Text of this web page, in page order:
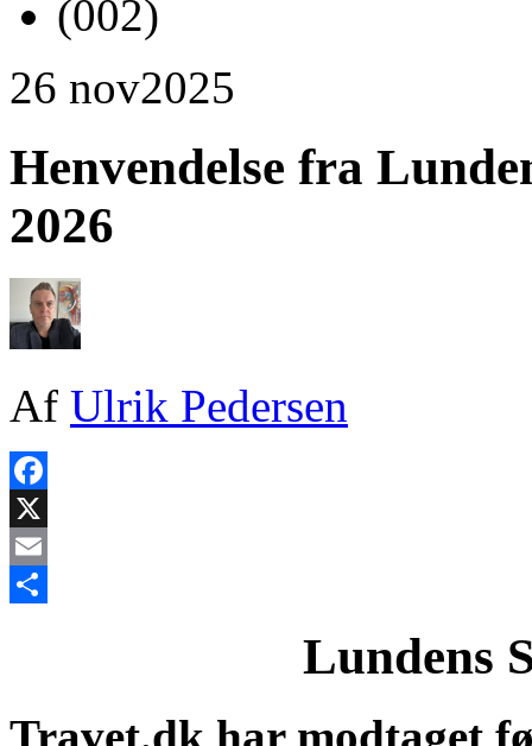
26 nov2025
Henvendelse fra
2026
Af Ulrik Pedersen
Facebook
X
Email
Lundens
Travet.dk har modtaget